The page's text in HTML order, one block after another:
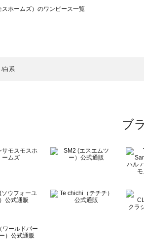
ホームズ）のワンピース一覧
サマンサモスモス）のワンピース一覧
ラーゴム）のワンピース一覧
ンピース一覧
一覧
/白系
ブ